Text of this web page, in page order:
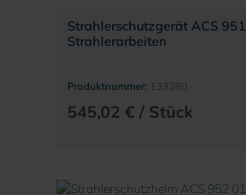
Strahlerschutzgerät ACS
Strahlerarbeiten
Produktnummer: 133280
545,02 € / Stück